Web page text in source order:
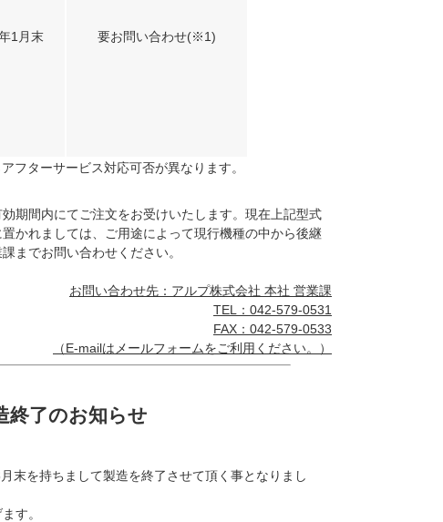
1月末 要お問い合わせ(※1)
フターサービス対応可否が異なります。
期間内にてご注文をお受けいたします。現在上記型式
かれましては、ご用途によって現行機種の中から後継
までお問い合わせください。
お問い合わせ先：アルプ株式会社 本社 営業課
TEL：042-579-0531
FAX：042-579-0533
（E-mailは メールフォームをご利用ください。）
終了のお知らせ
末を持ちまして製造を終了させて頂く事となりまし
す。